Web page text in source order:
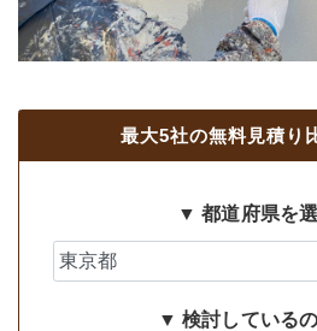
最大5社の無料見積り
▼ 都道府県を
▼ 検討している